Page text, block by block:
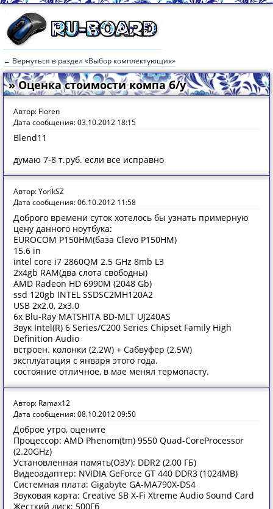
← Вернуться в раздел «Выбор комплектующих»
» Оценка стоимости компа б/у
Автор: Floren
Дата сообщения: 03.10.2012 18:15
Blend11
думаю 7-8 т.руб. если все исправно
Автор: YorikSZ
Дата сообщения: 06.10.2012 11:58
Доброго времени суток хотелось бы узнать примерную
цену данного ноутбука:
EUROCOM P150HM(база Clevo P150HM)
15.6 in
intel core i7 2860QM 2.5 GHz 8mb L3
2x4gb RAM(два слота свободны)
AMD Radeon HD 6990M (2048 Gb)
ssd 120gb INTEL SSDSC2MH120A2
USB 2x2.0, 2x3.0
6x Blu-Ray MATSHITA BD-MLT UJ240AS
Звук Intel(R) 6 Series/C200 Series Chipset Family High
Definition Audio
встроен. колонки (2.2W) + Сабвуфер (2.5W)
эксплуатация с января этого года.
состояние отличное, в мае менял термопасту.
Автор: Ramax12
Дата сообщения: 08.10.2012 09:50
Доброе утро, оцените
Процессор: AMD Phenom(tm) 9550 Quad-CoreProcessor
(2.20GHz)
Установленная память(ОЗУ): DDR2 (2,00 ГБ)
Видеоадаптер: NVIDIA GeForce GT 440 DDR3 (1024MB)
Системная плата: Gigabyte GA-MA790X-DS4
Звуковая карта: Creative SB X-Fi Xtreme Audio Sound Card
Жесткий диск: 500Гб